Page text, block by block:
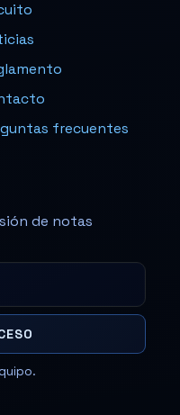
frecuentes
de notas